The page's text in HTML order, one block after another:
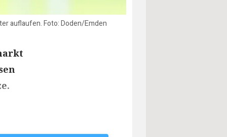
auflaufen. Foto: Doden/Emden